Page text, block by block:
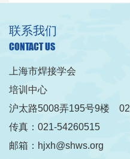
联系我们
CONTACT US
上海市焊接学会
培训中心
沪太路5008弄195号9楼
传真：021-54260515
邮箱：hjxh@shws.org